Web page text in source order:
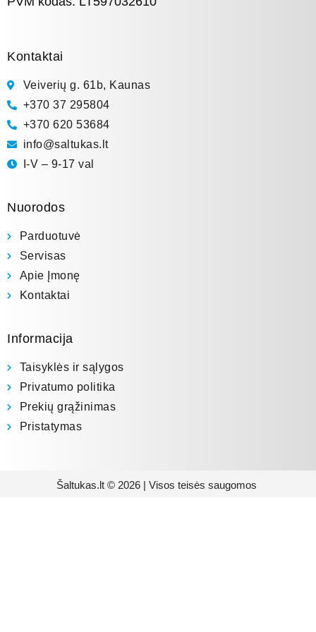
Kontaktai
Veiverių g. 61b, Kaunas
+370 37 295804
+370 620 53684
info@saltukas.lt
I-V – 9-17 val
Nuorodos
Parduotuvė
Servisas
Apie Įmonę
Kontaktai
Informacija
Taisyklės ir sąlygos
Privatumo politika
Prekių grąžinimas
Pristatymas
Šaltukas.lt © 2026 | Visos teisės saugomos